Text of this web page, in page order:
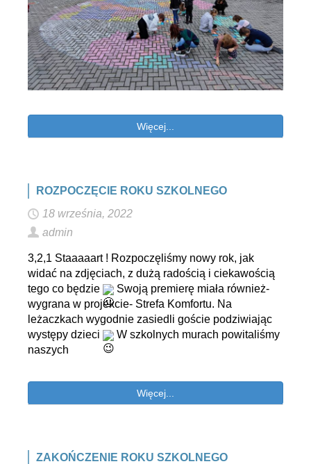
Więcej...
ROZPOCZĘCIE ROKU SZKOLNEGO
18 września, 2022
admin
3,2,1 Staaaaart ! Rozpoczęliśmy nowy rok, jak
widać na zdjęciach, z dużą radością i ciekawością
tego co będzie
Swoją premierę miała również-
wygrana w projekcie- Strefa Komfortu. Na
leżaczkach wygodnie zasiedli goście podziwiając
występy dzieci
W szkolnych murach powitaliśmy
naszych
Więcej...
ZAKOŃCZENIE ROKU SZKOLNEGO